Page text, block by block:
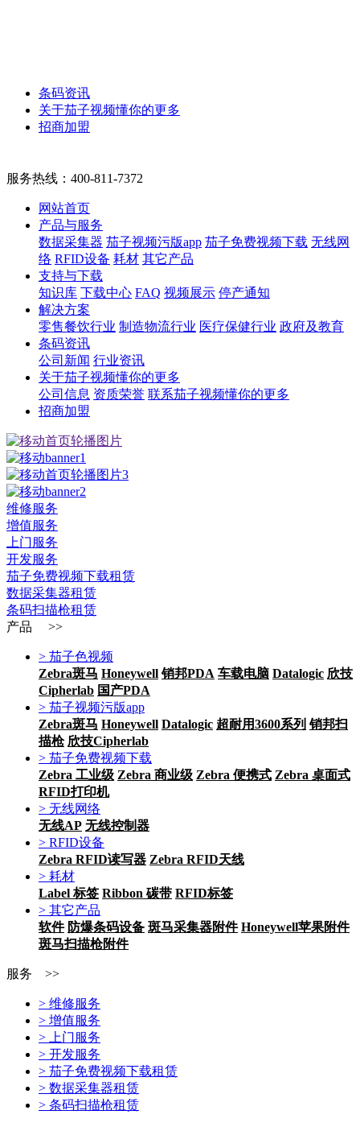
条码资讯
关于茄子视频懂你的更多
招商加盟
服务热线： 400-811-7372
网站首页
产品与服务
数据采集器 茄子视频污版app 茄子免费视频下载 无线网
络 RFID设备 耗材 其它产品
支持与下载
知识库 下载中心 FAQ 视频展示 停产通知
解决方案
零售餐饮行业 制造物流行业 医疗保健行业 政府及教育
条码资讯
公司新闻 行业资讯
关于茄子视频懂你的更多
公司信息 资质荣誉 联系茄子视频懂你的更多
招商加盟
维修服务
增值服务
上门服务
开发服务
茄子免费视频下载租赁
数据采集器租赁
条码扫描枪租赁
产品 >>
> 茄子色视频
Zebra斑马 Honeywell 销邦PDA 车载电脑 Datalogic 欣技
Cipherlab 国产PDA
> 茄子视频污版app
Zebra斑马 Honeywell Datalogic 超耐用3600系列 销邦扫
描枪 欣技Cipherlab
> 茄子免费视频下载
Zebra 工业级 Zebra 商业级 Zebra 便携式 Zebra 桌面式
RFID打印机
> 无线网络
无线AP 无线控制器
> RFID设备
Zebra RFID读写器 Zebra RFID天线
> 耗材
Label 标签 Ribbon 碳带 RFID标签
> 其它产品
软件 防爆条码设备 斑马采集器附件 Honeywell苹果附件
斑马扫描枪附件
服务 >>
> 维修服务
> 增值服务
> 上门服务
> 开发服务
> 茄子免费视频下载租赁
> 数据采集器租赁
> 条码扫描枪租赁